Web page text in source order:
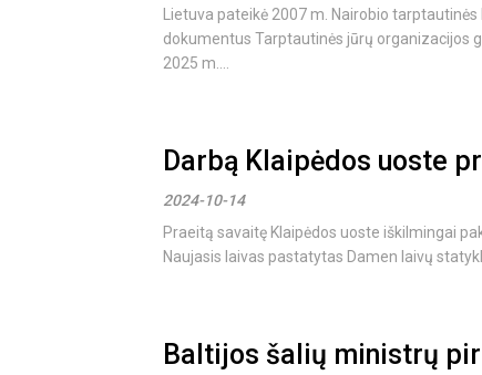
Lietuva pateikė 2007 m. Nairobio
dokumentus Tarptautinės jūrų organizacijos
2025 m....
Darbą Klaipėdos uoste
2024-10-14
Praeitą savaitę Klaipėdos uoste iškilmingai
Naujasis laivas pastatytas Damen laivų
Baltijos šalių ministrų